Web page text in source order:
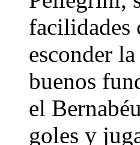
facilidades
esconder
buenos
el
goles y